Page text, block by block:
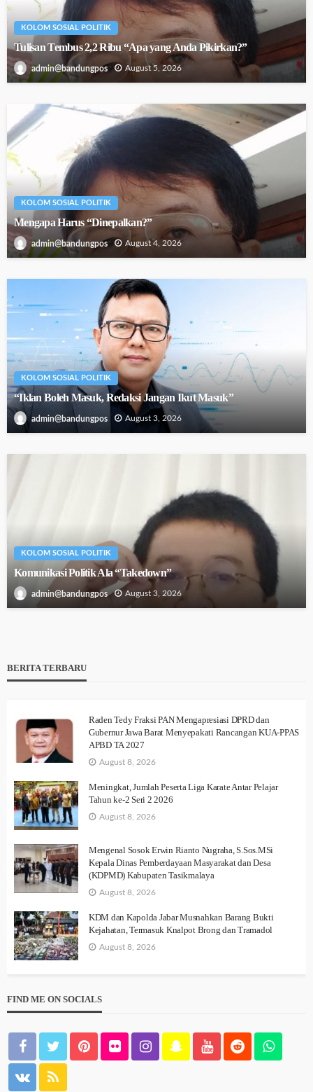
KOLOM SOSIAL POLITIK
Tulisan Tembus 2,2 Ribu “Apa yang Anda Pikirkan?”
admin@bandungpos August 5, 2026
KOLOM SOSIAL POLITIK
Mengapa Harus “Dinepalkan?”
admin@bandungpos August 4, 2026
KOLOM SOSIAL POLITIK
“Iklan Boleh Masuk, Redaksi Jangan Ikut Masuk”
admin@bandungpos August 3, 2026
KOLOM SOSIAL POLITIK
Komunikasi Politik Ala “Takedown”
admin@bandungpos August 3, 2026
BERITA TERBARU
Raden Tedy Fraksi PAN Mengapresiasi DPRD dan
Gubernur Jawa Barat Menyepakati Rancangan KUA-PPAS
APBD TA 2027
August 8, 2026
Meningkat, Jumlah Peserta Liga Karate Antar Pelajar
Tahun ke-2 Seri 2 2026
August 8, 2026
Mengenal Sosok Erwin Rianto Nugraha, S.Sos.MSi
Kepala Dinas Pemberdayaan Masyarakat dan Desa
(KDPMD) Kabupaten Tasikmalaya
August 8, 2026
KDM dan Kapolda Jabar Musnahkan Barang Bukti
Kejahatan, Termasuk Knalpot Brong dan Tramadol
August 8, 2026
FIND ME ON SOCIALS